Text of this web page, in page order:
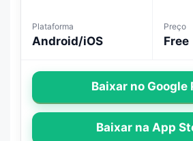
Plataforma
Android/iOS
Preço
Free
Baixar no Google
Baixar na App